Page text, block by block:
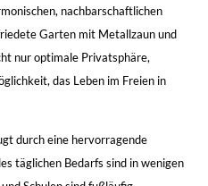
nachbarschaftlichen
Garten mit Metallzaun und
nur optimale Privatsphäre,
das Leben im Freien in
durch eine hervorragende
täglichen Bedarfs sind in wenigen